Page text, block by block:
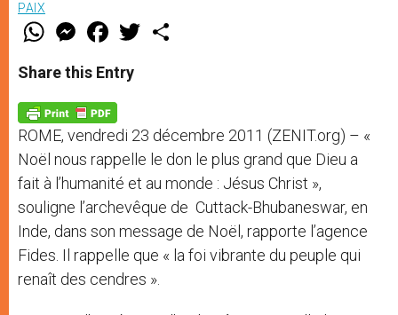
PAIX
W
t
s
p
p
M
e
s
e
g
e
r
F
a
e
b
o
k
w
Share this Entry
ROME, vendredi 23 décembre 2011 (ZENIT.org) – «
Noël nous rappelle le don le plus grand que Dieu a
fait à l’humanité et au monde : Jésus Christ »,
souligne l’archevêque de Cuttack-Bhubaneswar, en
Inde, dans son message de Noël, rapporte l’agence
Fides. Il rappelle que « la foi vibrante du peuple qui
renaît des cendres ».